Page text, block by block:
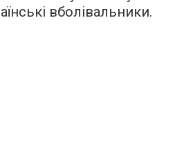
вболівальники.